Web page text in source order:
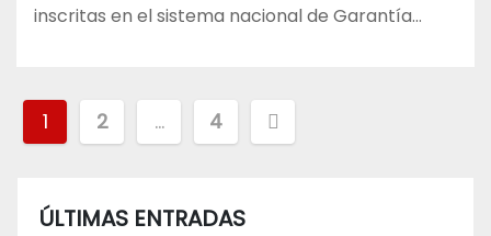
inscritas en el sistema nacional de Garantía…
Paginación
entradas
1 2 … 4
ÚLTIMAS ENTRADAS